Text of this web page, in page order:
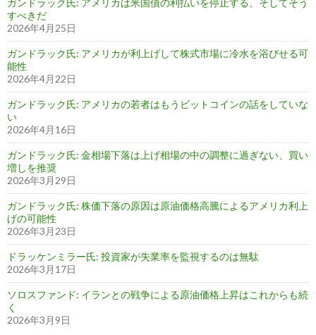
ガンドラック氏: アメリカは米国債の利払いを停止する、そしてそう
すべきだ
2026年4月25日
ガンドラック氏: アメリカが利上げして株式市場に冷水を浴びせる可
能性
2026年4月22日
ガンドラック氏: アメリカの若者はもうビットコインの話をしていな
い
2026年4月16日
ガンドラック氏: 金相場下落は上げ相場の中の調整に過ぎない、買い
増しを推奨
2026年3月29日
ガンドラック氏: 株価下落の原因は原油価格高騰によるアメリカ利上
げの可能性
2026年3月23日
ドラッケンミラー氏: 投資家が失業率を監視するのは無駄
2026年3月17日
ソロスファンド: イランとの戦争による原油価格上昇はこれからも続
く
2026年3月9日